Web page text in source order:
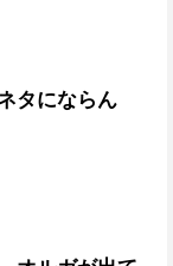
タにならん